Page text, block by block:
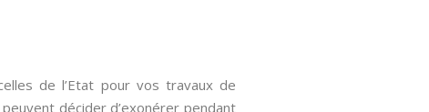
de l’Etat pour vos travaux de
peuvent décider d’exonérer pendant